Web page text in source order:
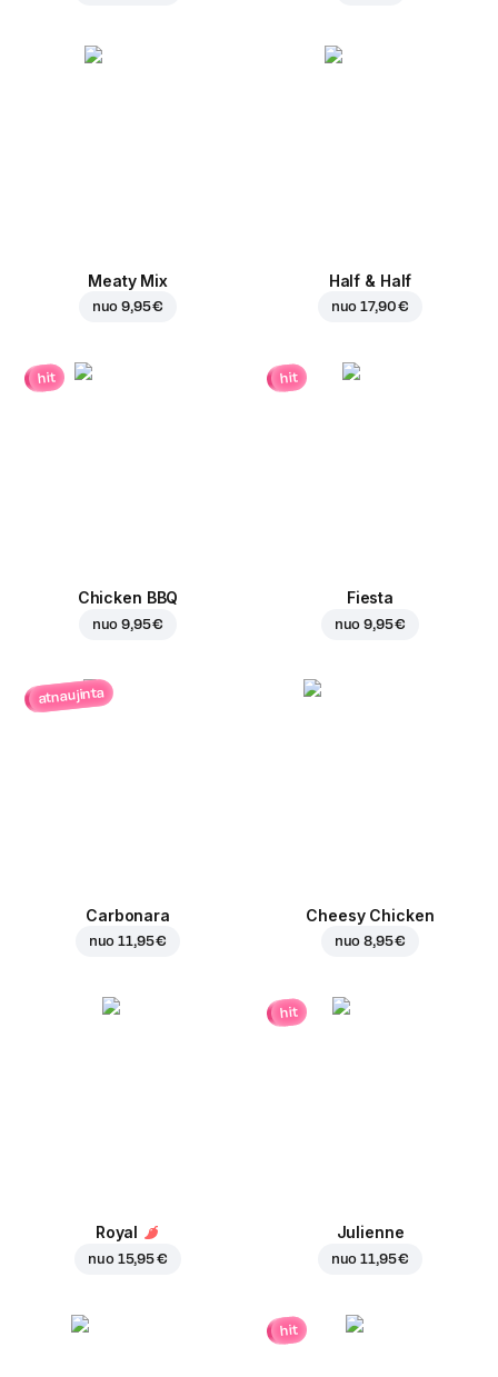
Meaty Mix
nuo9,95 €
Half & Half
nuo17,90 €
hit
Chicken BBQ
nuo9,95 €
hit
Fiesta
nuo9,95 €
atnaujinta
Carbonara
nuo11,95 €
Cheesy Chicken
nuo8,95 €
Royal
nuo 15,95 €
hit
Julienne
nuo11,95 €
hit